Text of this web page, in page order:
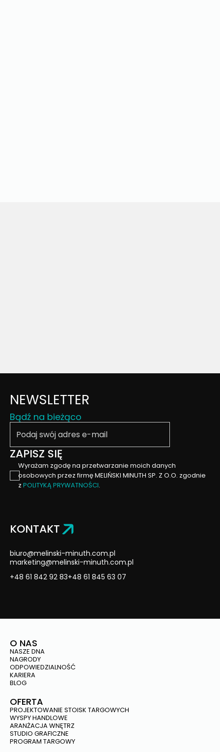
NEWSLETTER
Bądź na bieżąco
ZAPISZ SIĘ
Wyrażam zgodę na przetwarzanie moich danych
osobowych przez firmę MELIŃSKI MINUTH SP. Z O.O. zgodnie
z POLITYKĄ PRYWATNOŚCI.
KONTAKT
biuro@melinski-minuth.com.pl
marketing@melinski-minuth.com.pl
+48 61 842 92 83+48 61 845 63 07
O NAS
NASZE DNA
NAGRODY
ODPOWIEDZIALNOŚĆ
KARIERA
BLOG
OFERTA
PROJEKTOWANIE STOISK TARGOWYCH
WYSPY HANDLOWE
ARANŻACJA WNĘTRZ
STUDIO GRAFICZNE
PROGRAM TARGOWY